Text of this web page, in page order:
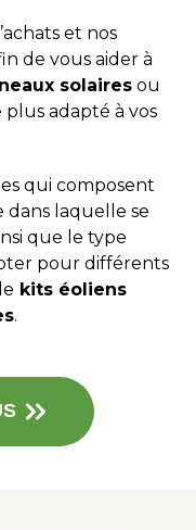
et nos
de vous aider à
solairesou
plus adapté à vos
qui composent
dans laquelle se
que le type
pour différents
kits éoliens
.